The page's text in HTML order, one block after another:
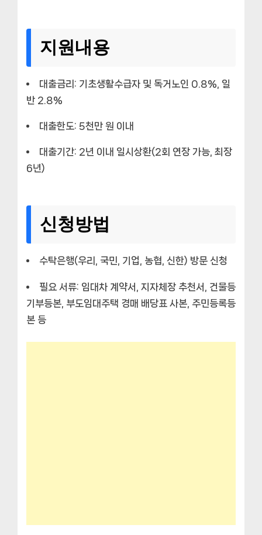
지원내용
대출금리: 기초생활수급자 및 독거노인 0.8%, 일
반 2.8%
대출한도: 5천만 원 이내
대출기간: 2년 이내 일시상환(2회 연장 가능, 최장
6년)
신청방법
수탁은행(우리, 국민, 기업, 농협, 신한) 방문 신청
필요 서류: 임대차 계약서, 지자체장 추천서, 건물등
기부등본, 부도임대주택 경매 배당표 사본, 주민등록등
본 등